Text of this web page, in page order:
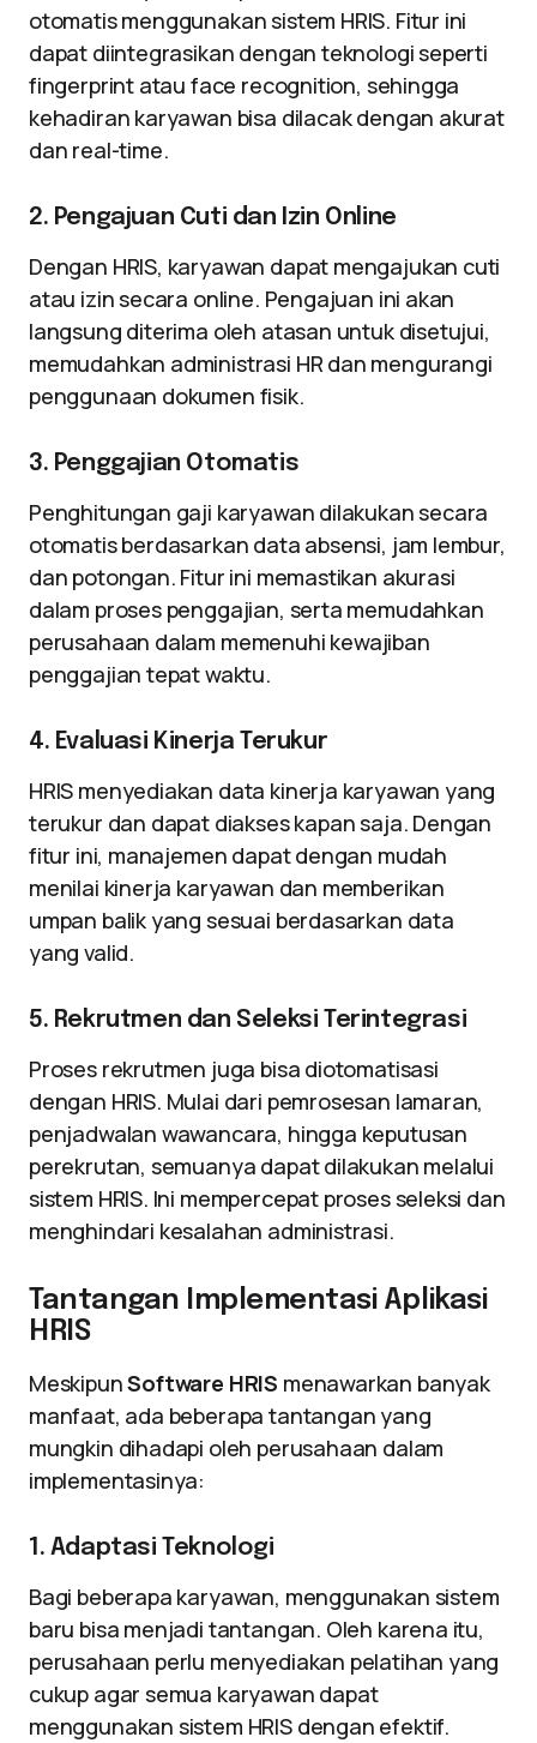
otomatis menggunakan sistem HRIS. Fitur ini
dapat diintegrasikan dengan teknologi seperti
fingerprint atau face recognition, sehingga
kehadiran karyawan bisa dilacak dengan akurat
dan real-time.
2. Pengajuan Cuti dan Izin Online
Dengan HRIS, karyawan dapat mengajukan cuti
atau izin secara online. Pengajuan ini akan
langsung diterima oleh atasan untuk disetujui,
memudahkan administrasi HR dan mengurangi
penggunaan dokumen fisik.
3. Penggajian Otomatis
Penghitungan gaji karyawan dilakukan secara
otomatis berdasarkan data absensi, jam lembur,
dan potongan. Fitur ini memastikan akurasi
dalam proses penggajian, serta memudahkan
perusahaan dalam memenuhi kewajiban
penggajian tepat waktu.
4. Evaluasi Kinerja Terukur
HRIS menyediakan data kinerja karyawan yang
terukur dan dapat diakses kapan saja. Dengan
fitur ini, manajemen dapat dengan mudah
menilai kinerja karyawan dan memberikan
umpan balik yang sesuai berdasarkan data
yang valid.
5. Rekrutmen dan Seleksi Terintegrasi
Proses rekrutmen juga bisa diotomatisasi
dengan HRIS. Mulai dari pemrosesan lamaran,
penjadwalan wawancara, hingga keputusan
perekrutan, semuanya dapat dilakukan melalui
sistem HRIS. Ini mempercepat proses seleksi dan
menghindari kesalahan administrasi.
Tantangan Implementasi Aplikasi
HRIS
MeskipunSoftware HRIS menawarkan banyak
manfaat, ada beberapa tantangan yang
mungkin dihadapi oleh perusahaan dalam
implementasinya:
1. Adaptasi Teknologi
Bagi beberapa karyawan, menggunakan sistem
baru bisa menjadi tantangan. Oleh karena itu,
perusahaan perlu menyediakan pelatihan yang
cukup agar semua karyawan dapat
menggunakan sistem HRIS dengan efektif.